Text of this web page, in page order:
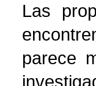
Las
parece